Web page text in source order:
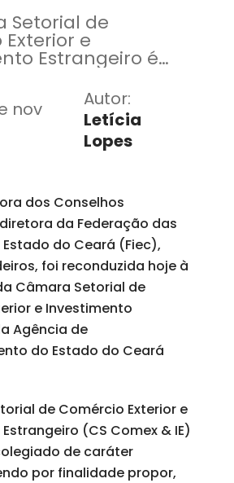
Setorial de
e
Estrangeiro é
colegiado de
nov
Autor:
Letícia
Lopes
dos Conselhos
da Federação das
do Ceará (Fiec),
foi reconduzida hoje à
Câmara Setorial de
e Investimento
Agência de
do Estado do Ceará
de Comércio Exterior e
(CS Comex & IE)
de caráter
por finalidade propor,